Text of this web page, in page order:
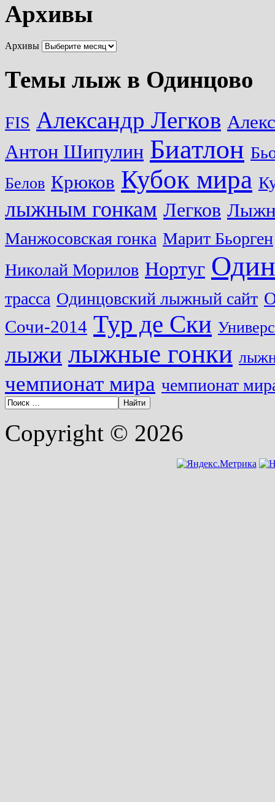
Архивы
Архивы
Темы лыж в Одинцово
FIS Александр Легков
Антон Шипулин Биатлон
Белов Крюков Кубок мира
лыжным гонкам Легков
Манжосовская гонка Марит Бьорген
Николай Морилов Нортуг
трасса Одинцовский лыжный сайт
Сочи-2014 Тур де Ски
лыжи лыжные гонки
чемпионат мира чемпионат
Copyright © 2026